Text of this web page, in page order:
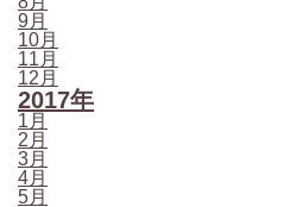
9月
10月
11月
12月
2017年
1月
2月
3月
4月
5月